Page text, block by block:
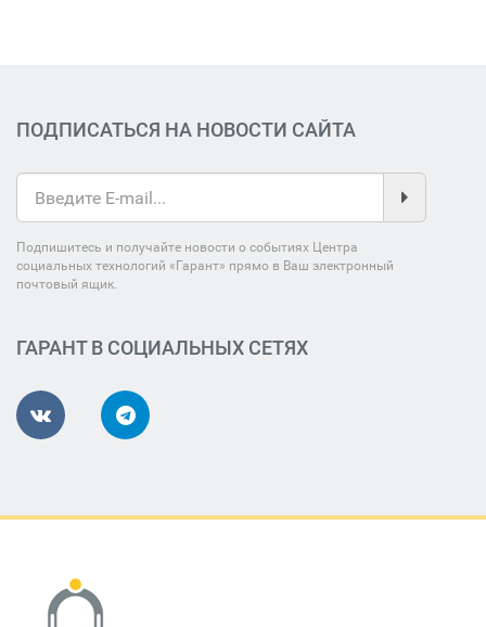
ПОДПИСАТЬСЯ НА НОВОСТИ САЙТА
Подпишитесь и получайте новости о событиях Центра
социальных технологий «Гарант» прямо в Ваш электронный
почтовый ящик.
ГАРАНТ В СОЦИАЛЬНЫХ СЕТЯХ